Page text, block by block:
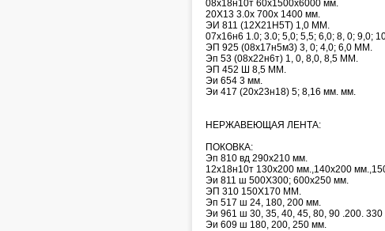
08х18н10т 60х1500х6000 мм.
20Х13 3.0х 700х 1400 мм.
ЭИ 811 (12Х21Н5Т) 1,0 ММ.
07х16н6 1.0; 3.0; 5,0; 5,5; 6,0; 8, 0; 9,0;
ЭП 925 (08х17н5м3) 3, 0; 4,0; 6,0 ММ.
Эп 53 (08х22н6т) 1, 0, 8,0, 8,5 ММ.
ЭП 452 Ш 8,5 ММ.
Эи 654 3 мм.
Эи 417 (20х23н18) 5; 8,16 мм. мм.
НЕРЖАВЕЮЩАЯ ЛЕНТА:
ПОКОВКА:
Эп 810 вд 290х210 мм.
12х18н10т 130х200 мм.,140х200
Эи 811 ш 500Х300; 600х250 мм.
ЭП 310 150Х170 ММ.
Эп 517 ш 24, 180, 200 мм.
Эи 961 ш 30, 35, 40, 45, 80, 90 .200. 330
Эи 609 ш 180, 200, 250 мм.